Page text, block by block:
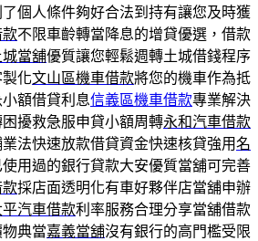
個人條件夠好合法到持有讓您及時獲
款不限車齡轉當降息的增貸優選，借款
城當舖優質讓您輕鬆週轉土城借錢程序
化文山區機車借款將您的機車作為抵
額借貸利息信義區機車借款專業解決
擾救急服申貸小額周轉永和汽車借款
法快速放款借貸資金快速核貸強用名
用過的銀行貸款大安優質當舖可完善
款採店面透明化有車好夥伴店當舖申辦
平汽車借款利率服務合理分享當舖借款
典當嘉義當舖沒有銀行的高門檻受限